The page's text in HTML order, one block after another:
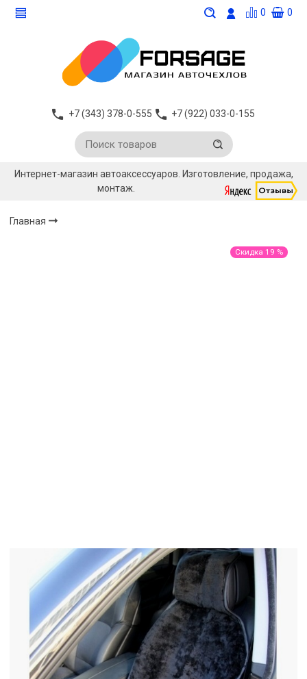
0 0
+7 (343) 378-0-555 +7 (922) 033-0-155
Интернет-магазин автоаксессуаров. Изготовление, продажа,
монтаж.
Главная
Скидка 19 %